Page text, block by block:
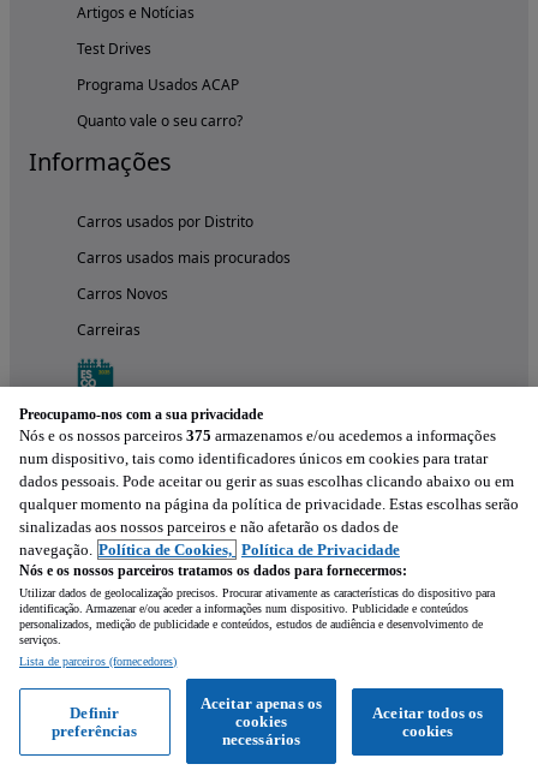
Artigos e Notícias
Test Drives
Programa Usados ACAP
Quanto vale o seu carro?
Informações
Carros usados por Distrito
Carros usados mais procurados
Carros Novos
Carreiras
Experimenta a aplicação
Preocupamo-nos com a sua privacidade
Nós e os nossos parceiros 375 armazenamos e/ou acedemos a informações
num dispositivo, tais como identificadores únicos em cookies para tratar
dados pessoais. Pode aceitar ou gerir as suas escolhas clicando abaixo ou em
qualquer momento na página da política de privacidade. Estas escolhas serão
sinalizadas aos nossos parceiros e não afetarão os dados de
navegação. Política de Cookies, Política de Privacidade
Nós e os nossos parceiros tratamos os dados para fornecermos:
Utilizar dados de geolocalização precisos. Procurar ativamente as características do dispositivo para
identificação. Armazenar e/ou aceder a informações num dispositivo. Publicidade e conteúdos
personalizados, medição de publicidade e conteúdos, estudos de audiência e desenvolvimento de
serviços.
Lista de parceiros (fornecedores)
Aceitar todos os
cookies
Aceitar apenas os
cookies
necessários
Definir
preferências